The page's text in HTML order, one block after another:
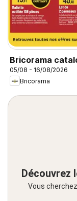
Bricorama
05/08 - 16/08/2026
Bricorama
Découvrez
Vous